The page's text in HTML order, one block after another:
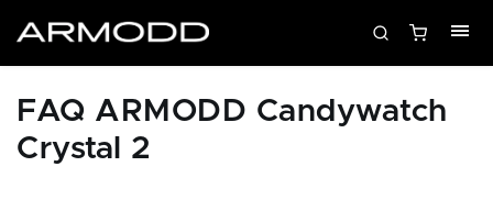
FAQ ARMODD Candywatch
Crystal 2